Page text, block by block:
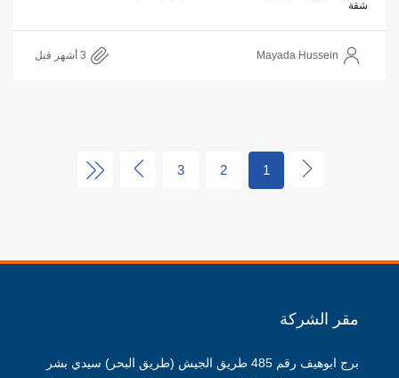
شقة
Mayada Hussein
1
2
3
مقر الشركة
برج ابوهيف رقم 485 طريق الجيش (طريق البحر) سيدي بشر